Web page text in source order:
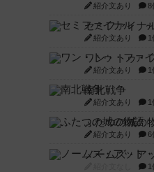
紹介文あり 8
紹介文あり 1
ワン・トゥ・
紹介文あり 1
南北戦争
紹介文あり 1
ふたつの城の
紹介文あり 6
ノームズ・ア
1